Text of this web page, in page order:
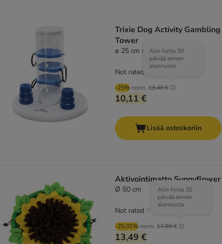
Trixie Dog Activity Gambling
Tower
ø 25 cm x K 27 cm
-25% norm. 13,48 €
Alin hinta 30
päivää ennen
alennusta
10,11 €
Not rated
Lisää ostoskoriin
Aktivointimatto Sunnyflower
Ø 50 cm
-25.01% norm. 17,99 €
Alin hinta 30
päivää ennen
alennusta
13,49 €
Not rated